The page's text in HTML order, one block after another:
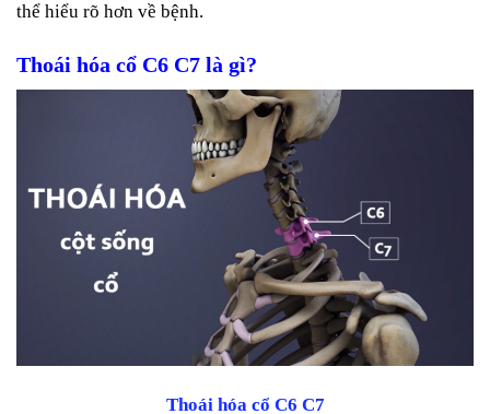
thể hiểu rõ hơn về bệnh.
Thoái hóa cổ C6 C7 là gì?
Thoái hóa cổ C6 C7